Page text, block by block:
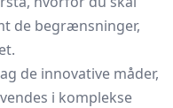
de begrænsninger,
de innovative måder,
i komplekse